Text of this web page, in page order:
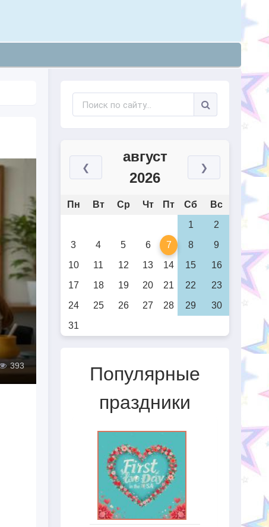
393
❮
август
2026
❯
Пн Вт Ср Чт Пт Сб
Вс
1
2
3
4 5 6 7 8
9
10
11 12 13 14 15
16
17
18 19 20 21 22
23
24
25 26 27 28 29
30
31
Популярные
праздники